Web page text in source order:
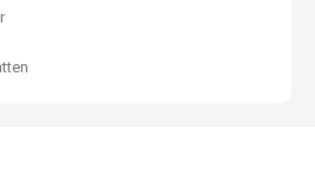
monteren:
voor grote avonturiers.